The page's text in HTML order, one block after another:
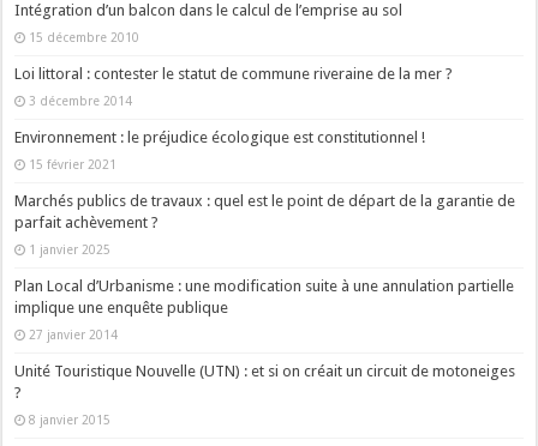
Intégration d’un balcon dans le calcul de l’emprise au sol
15 décembre 2010
Loi littoral : contester le statut de commune riveraine de la mer ?
3 décembre 2014
Environnement : le préjudice écologique est constitutionnel !
15 février 2021
Marchés publics de travaux : quel est le point de départ de la garantie de
parfait achèvement ?
1 janvier 2025
Plan Local d’Urbanisme : une modification suite à une annulation partielle
implique une enquête publique
27 janvier 2014
Unité Touristique Nouvelle (UTN) : et si on créait un circuit de motoneiges
?
8 janvier 2015